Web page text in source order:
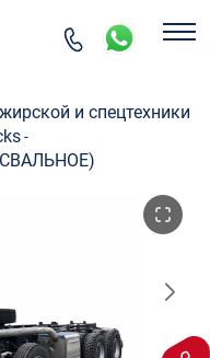
и спецтехники
-